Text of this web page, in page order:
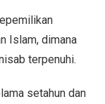
Islam, dimana
terpenuhi.
setahun dan